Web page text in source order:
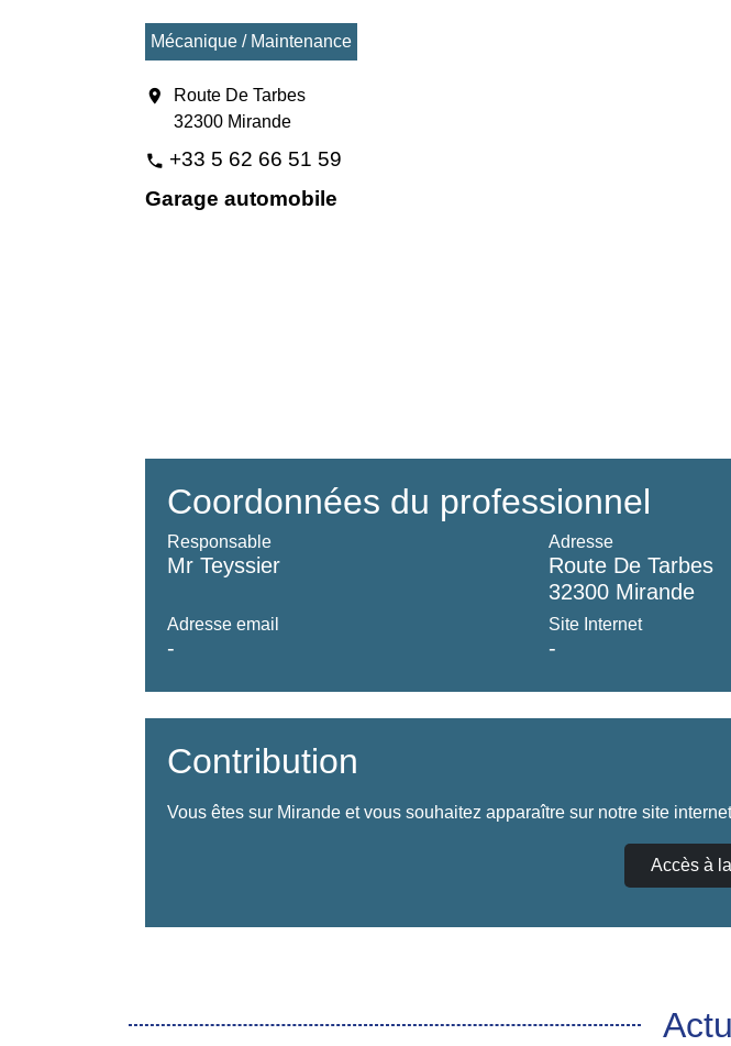
Mécanique / Maintenance
location_on
Route De Tarbes
32300 Mirande
phone +33 5 62 66 51 59
Garage automobile
Coordonnées du professionnel
Responsable
Mr Teyssier
Adresse
Route De Tarbes
32300 Mirande
Adresse email
-
Site Internet
-
Contribution
Vous êtes sur Mirande et vous souhaitez apparaître sur notre site
Accès à